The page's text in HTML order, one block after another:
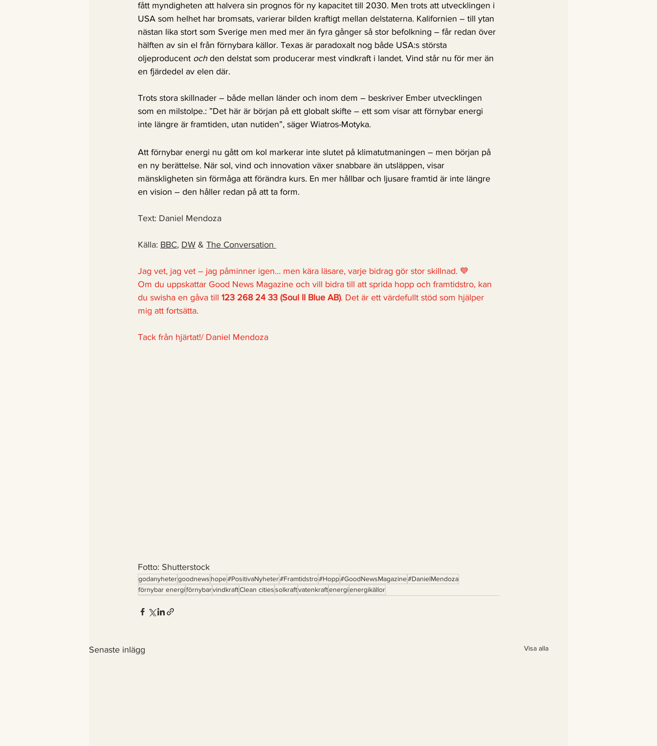
fått myndigheten att halvera sin prognos för ny kapacitet till 2030. Men trots att utvecklingen i
USA som helhet har bromsats, varierar bilden kraftigt mellan delstaterna. Kalifornien – till ytan
nästan lika stort som Sverige men med mer än fyra gånger så stor befolkning – får redan över
hälften av sin el från förnybara källor. Texas är paradoxalt nog både USA:s största
oljeproducent och den delstat som producerar mest vindkraft i landet. Vind står nu för mer än
en fjärdedel av elen där.
Trots stora skillnader – både mellan länder och inom dem – beskriver Ember utvecklingen
som en milstolpe.: ”Det här är början på ett globalt skifte – ett som visar att förnybar energi
inte längre är framtiden, utan nutiden”, säger Wiatros-Motyka.
Att förnybar energi nu gått om kol markerar inte slutet på klimatutmaningen – men början på
en ny berättelse. När sol, vind och innovation växer snabbare än utsläppen, visar
mänskligheten sin förmåga att förändra kurs. En mer hållbar och ljusare framtid är inte längre
en vision – den håller redan på att ta form.
Text: Daniel Mendoza
Källa: BBC, DW & The Conversation
Jag vet, jag vet – jag påminner igen… men kära läsare, varje bidrag gör stor skillnad. 💙
Om du uppskattar Good News Magazine och vill bidra till att sprida hopp och framtidstro, kan
du swisha en gåva till 123 268 24 33 (Soul II Blue AB). Det är ett värdefullt stöd som hjälper
mig att fortsätta.
Tack från hjärtat!/ Daniel Mendoza
Fotto: Shutterstock
godanyhetergoodnews hope#PositivaNyheter#Framtidstro#Hopp#GoodNewsMagazine#DanielMendoza
förnybar energiförnybarvindkraftClean citiessolkraftvatenkraftenergienergikällor
Senaste inlägg Visa alla